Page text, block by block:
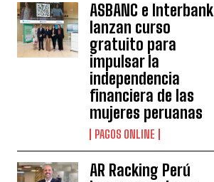
ASBANC e Interbank
lanzan curso
gratuito para
impulsar la
independencia
financiera de las
mujeres peruanas
PAGOS ONLINE
AR Racking Perú